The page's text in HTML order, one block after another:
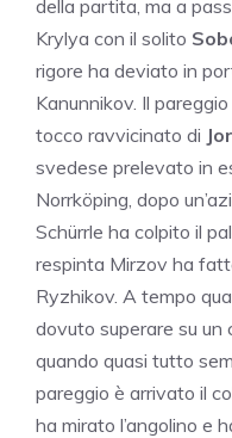
della partita, ma a
Krylya con il solito
rigore ha deviato in
Kanunnikov. Il
tocco ravvicinato di
svedese prelevato in
Norrköping, dopo
Schürrle ha colpito il
respinta Mirzov ha
Ryzhikov. A tempo
dovuto superare su un
quando quasi tutto
pareggio è arrivato il
ha mirato l’angolino e